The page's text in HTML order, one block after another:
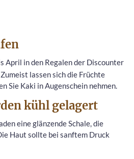
April in den Regalen der Discounter
lassen sich die Früchte
Sie Kaki in Augenschein nehmen.
kühl gelagert
eine glänzende Schale, die
Haut sollte bei sanftem Druck